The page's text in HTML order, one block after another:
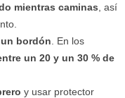
mientras caminas , así
bordón . En los
un 20 y un 30 % de
y usar protector